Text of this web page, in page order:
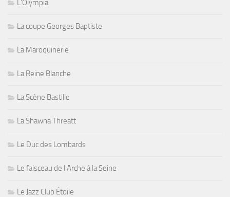
L'Olympia
La coupe Georges Baptiste
La Maroquinerie
La Reine Blanche
La Scène Bastille
La Shawna Threatt
Le Duc des Lombards
Le faisceau de l'Arche à la Seine
Le Jazz Club Étoile